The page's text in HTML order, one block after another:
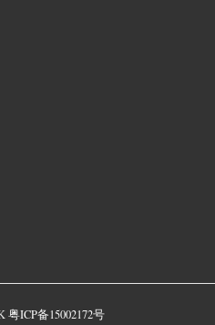
粤ICP备15002172号